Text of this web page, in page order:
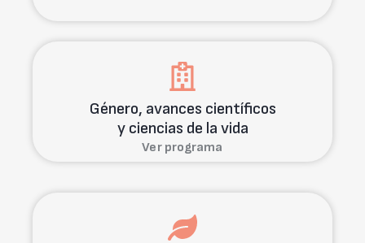
Género, avances científicos
y ciencias de la vida
Ver programa